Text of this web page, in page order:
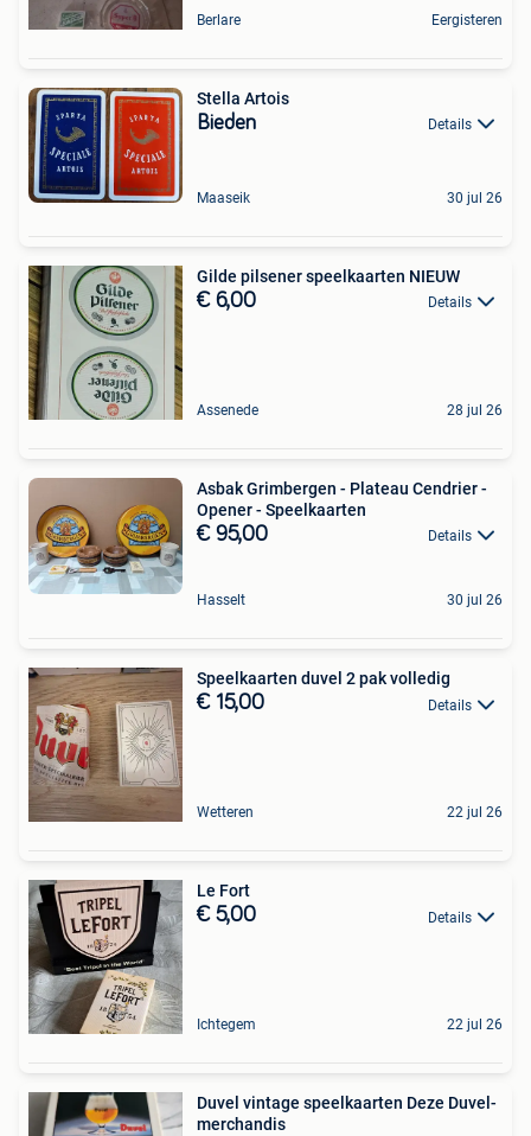
Berlare Eergisteren
Stella Artois
Bieden Details
Maaseik 30 jul 26
Gilde pilsener speelkaarten NIEUW
€ 6,00 Details
Assenede 28 jul 26
Asbak Grimbergen - Plateau Cendrier -
Opener - Speelkaarten
€ 95,00 Details
Hasselt 30 jul 26
Speelkaarten duvel 2 pak volledig
€ 15,00 Details
Wetteren 22 jul 26
Le Fort
€ 5,00 Details
Ichtegem 22 jul 26
Duvel vintage speelkaarten Deze Duvel-
merchandis